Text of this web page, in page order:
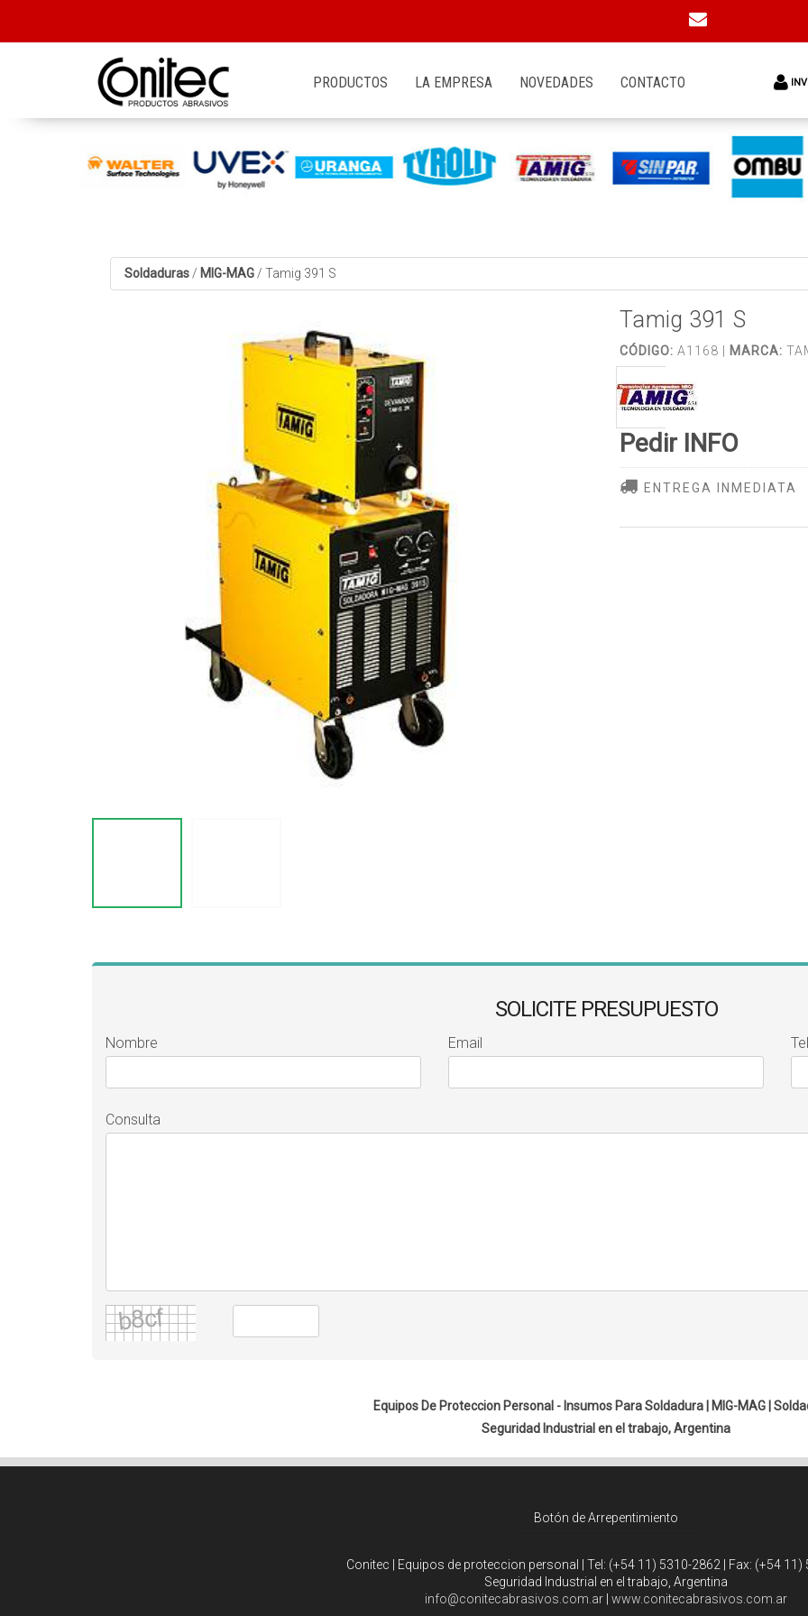
PRODUCTOS LA EMPRESA NOVEDADES CONTACTO
Soldaduras / MIG-MAG / Tamig 391 S
Tamig 391 S
CÓDIGO: A1168 | MARCA:
Pedir INFO
ENTREGA INMEDIATA
SOLICITE PRESUPUESTO
Nombre Email
Consulta
Equipos De Proteccion Personal - Insumos Para Soldadura | MIG-MAG
Seguridad Industrial en el trabajo, Argentina
Botón de Arrepentimiento
Conitec | Equipos de proteccion personal | Tel: (+54 11) 5310-2862 | Fax: (+54 11)
Seguridad Industrial en el trabajo, Argentina
info@conitecabrasivos.com.ar www.conitecabrasivos.com.ar